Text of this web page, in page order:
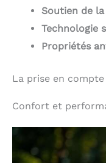
Soutien de
Technologie
Propriétés
La prise en
Confort et